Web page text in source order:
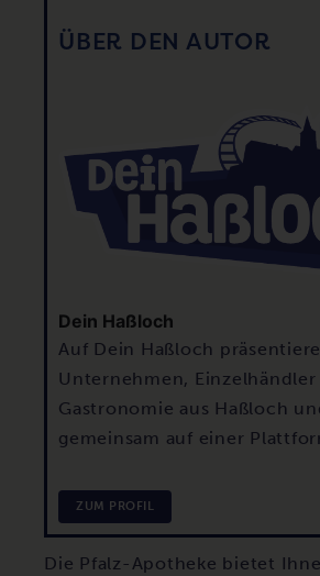
ÜBER DEN AUTOR
Dein Haßloch
Auf Dein Haßloch
Unternehmen,
Gastronomie aus Haßloch
gemeinsam auf einer
ZUM PROFIL
Die Pfalz-Apotheke bietet